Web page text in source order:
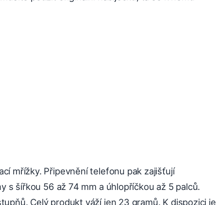
mřížky. Připevnění telefonu pak zajišťují
s šířkou 56 až 74 mm a úhlopříčkou až 5 palců.
Celý produkt váží jen 23 gramů. K dispozici je